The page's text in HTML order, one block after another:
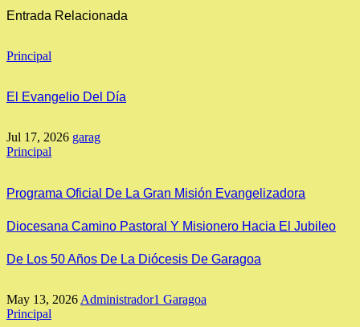
Entrada Relacionada
Principal
El Evangelio Del Día
Jul 17, 2026 garag
Principal
Programa Oficial De La Gran Misión Evangelizadora
Diocesana Camino Pastoral Y Misionero Hacia El Jubileo
De Los 50 Años De La Diócesis De Garagoa
May 13, 2026 Administrador1 Garagoa
Principal